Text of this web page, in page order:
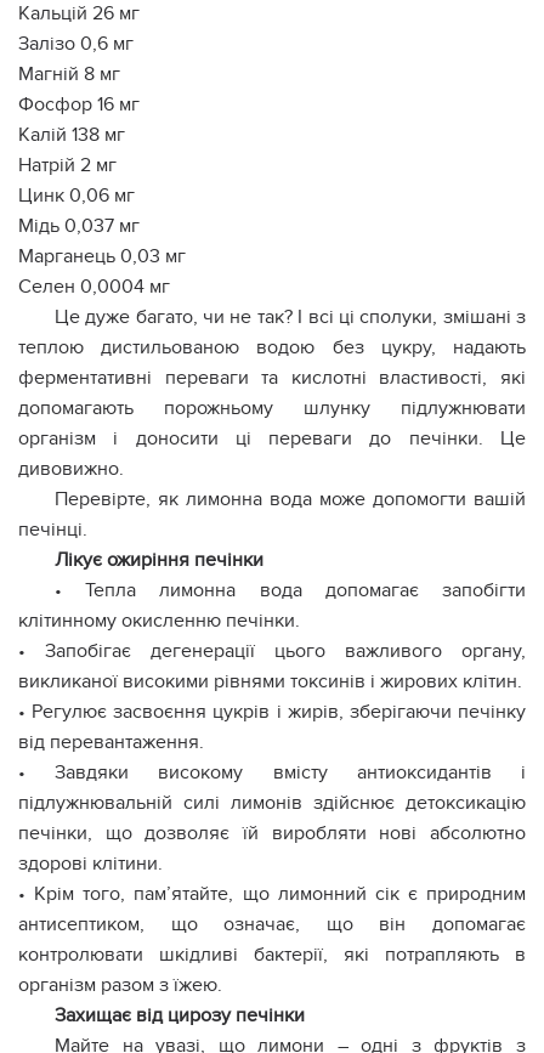
Кальцій 26 мг
Залізо 0,6 мг
Магній 8 мг
Фосфор 16 мг
Калій 138 мг
Натрій 2 мг
Цинк 0,06 мг
Мідь 0,037 мг
Марганець 0,03 мг
Селен 0,0004 мг
Це дуже багато, чи не так? І всі ці сполуки, змішані з
теплою дистильованою водою без цукру, надають
ферментативні переваги та кислотні властивості, які
допомагають порожньому шлунку підлужнювати
організм і доносити ці переваги до печінки. Це
дивовижно.
Перевірте, як лимонна вода може допомогти вашій
печінці.
Лікує ожиріння печінки
• Тепла лимонна вода допомагає запобігти
клітинному окисленню печінки.
• Запобігає дегенерації цього важливого органу,
викликаної високими рівнями токсинів і жирових клітин.
• Регулює засвоєння цукрів і жирів, зберігаючи печінку
від перевантаження.
• Завдяки високому вмісту антиоксидантів і
підлужнювальній силі лимонів здійснює детоксикацію
печінки, що дозволяє їй виробляти нові абсолютно
здорові клітини.
• Крім того, пам’ятайте, що лимонний сік є природним
антисептиком, що означає, що він допомагає
контролювати шкідливі бактерії, які потрапляють в
організм разом з їжею.
Захищає від цирозу печінки
Майте на увазі, що лимони – одні з фруктів з